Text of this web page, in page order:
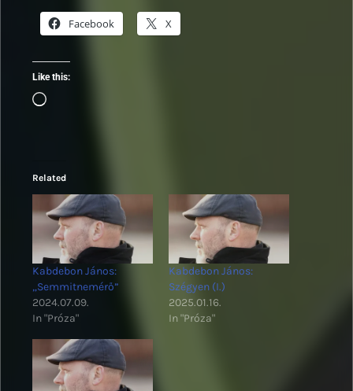
Facebook X
Like this:
Loading…
Related
Kabdebon János:
„Semmitnemérő”
2024.07.09.
In "Próza"
Kabdebon János:
Szégyen (I.)
2025.01.16.
In "Próza"